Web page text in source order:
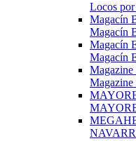
Locos por
Magacín
Magacín
Magacín
Magacín
Magazine
Magazine